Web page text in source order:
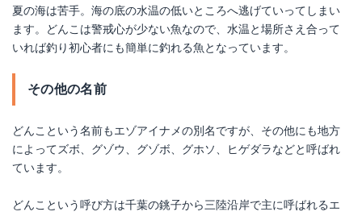
夏の海は苦手。海の底の水温の低いところへ逃げていってしまい
ます。どんこは警戒心が少ない魚なので、水温と場所さえ合って
いれば釣り初心者にも簡単に釣れる魚となっています。
その他の名前
どんこという名前もエゾアイナメの別名ですが、その他にも地方
によってズボ、グゾウ、グゾボ、グホソ、ヒゲダラなどと呼ばれ
ています。
どんこという呼び方は千葉の銚子から三陸沿岸で主に呼ばれるエ